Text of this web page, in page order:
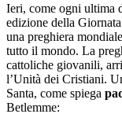
Ieri, come ogni ultima
edizione della
una preghiera
tutto il mondo. La
cattoliche giovanili,
l’Unità dei Cristiani.
Santa, come spiega
Betlemme: